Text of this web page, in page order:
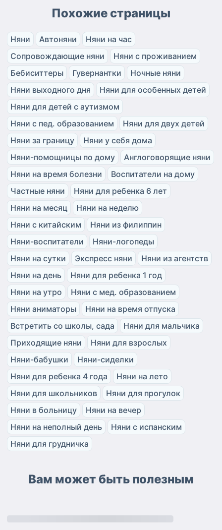
Похожие страницы
Няни Автоняни
Няни на час
Сопровождающие няни
Няни с проживанием
Бебиситтеры
Гувернантки
Ночные няни
Няни выходного дня
Няни для особенных детей
Няни для детей с аутизмом
Няни с пед. образованием
Няни для двух детей
Няни за границу
Няни у себя дома
Няни-помощницы по дому
Англоговорящие няни
Няни на время болезни
Воспитатели на дому
Частные няни
Няни для ребенка 6 лет
Няни на месяц
Няни на неделю
Няни с китайским
Няни из филиппин
Няни-воспитатели
Няни-логопеды
Няни на сутки
Экспресс няни
Няни из агентств
Няни на день
Няни для ребенка 1 год
Няни на утро
Няни с мед. образованием
Няни аниматоры
Няни на время отпуска
Встретить со школы, сада
Няни для мальчика
Приходящие няни
Няни для взрослых
Няни-бабушки
Няни-сиделки
Няни для ребенка 4 года
Няни на лето
Няни для школьников
Няни для прогулок
Няни в больницу
Няни на вечер
Няни на неполный день
Няни с испанским
Няни для грудничка
Вам может быть полезным